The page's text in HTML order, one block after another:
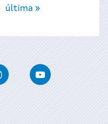
última »
InstagramYoutube